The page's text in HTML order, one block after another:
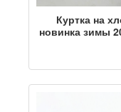
Куртка на
новинка зимы
куртка из